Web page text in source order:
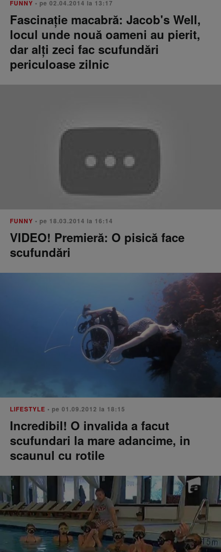
FUNNY • pe 02.04.2014 la 13:17
Fascinație macabră: Jacob's Well,
locul unde nouă oameni au pierit,
dar alți zeci fac scufundări
periculoase zilnic
FUNNY • pe 18.03.2014 la 16:14
VIDEO! Premieră: O pisică face
scufundări
LIFESTYLE • pe 01.09.2012 la 18:15
Incredibil! O invalida a facut
scufundari la mare adancime, in
scaunul cu rotile